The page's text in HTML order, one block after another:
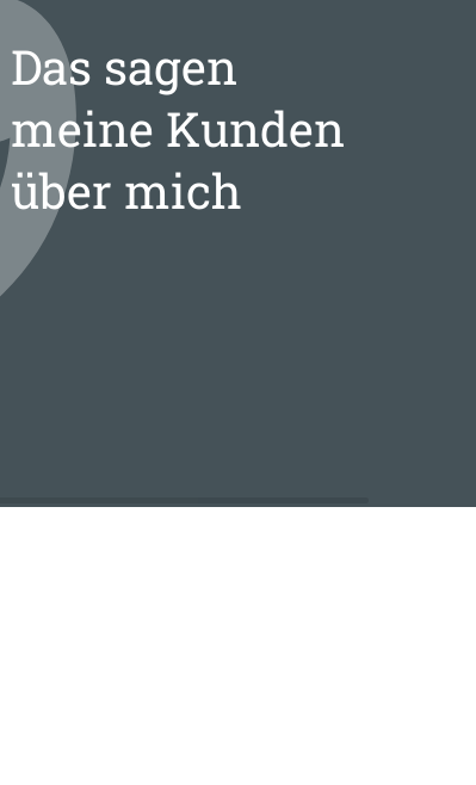
Das sagen
meine Kunden
über mich